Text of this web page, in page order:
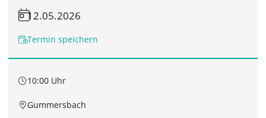
12.05.2026
Termin speichern
10:00 Uhr
Gummersbach